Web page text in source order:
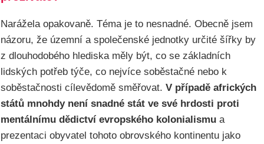
Narážela opakovaně. Téma je to nesnadné. Obecně jsem
názoru, že územní a společenské jednotky určité šířky by
z dlouhodobého hlediska měly být, co se základních
lidských potřeb týče, co nejvíce soběstačné nebo k
soběstačnosti cílevědomě směřovat. V případě afrických
států mnohdy není snadné stát ve své hrdosti proti
mentálnímu dědictví evropského kolonialismu a
prezentaci obyvatel tohoto obrovského kontinentu jako